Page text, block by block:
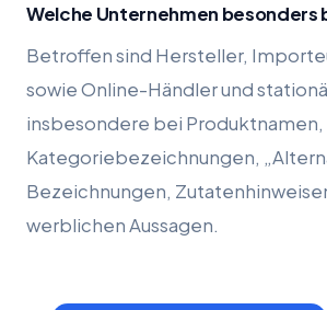
Welche Unternehmen
Betroffen sind Hersteller,
sowie Online-Händler und
insbesondere bei Produktnamen,
Kategoriebezeichnungen,
Bezeichnungen,
werblichen Aussagen.